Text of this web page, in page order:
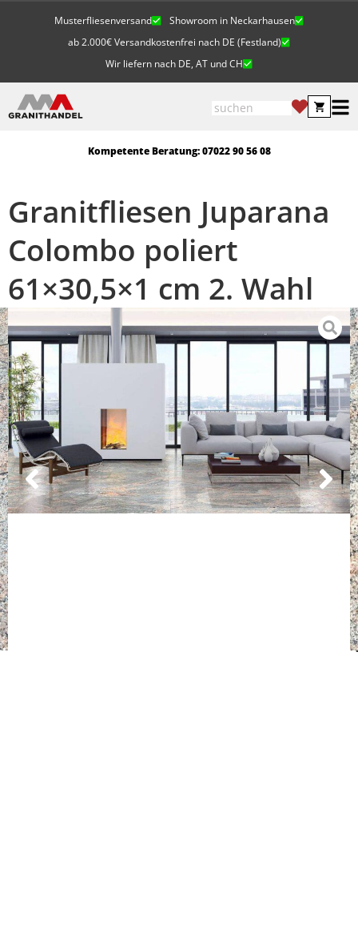
Musterfliesenversand
Showroom in Neckarhausen
ab 2.000€ Versandkostenfrei nach DE (Festland)
Wir liefern nach DE, AT und CH
Kompetente Beratung: 07022 90 56 08
Granitfliesen Juparana
Colombo poliert
61×30,5×1 cm 2. Wahl